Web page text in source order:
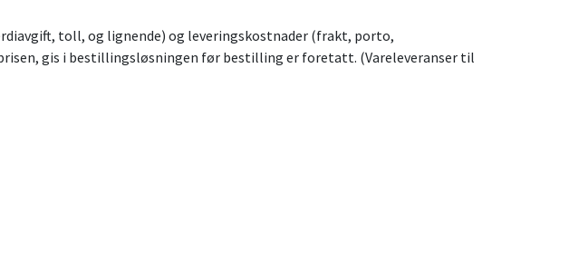
toll, og lignende) og leveringskostnader (frakt, porto,
gis i bestillingsløsningen før bestilling er foretatt. (Vareleveranser til